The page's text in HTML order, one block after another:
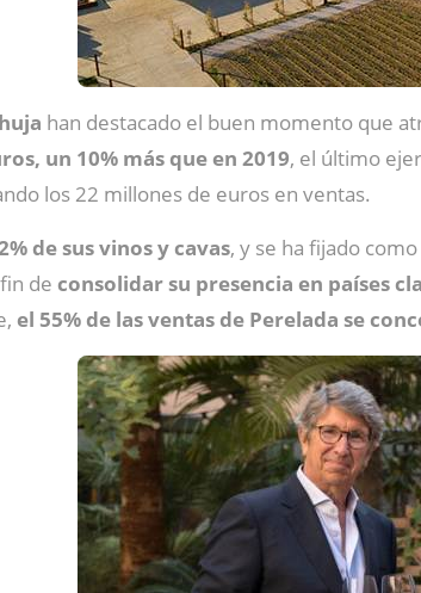
han destacado el buen momento que
un 10% más que en 2019, el último
los 22 millones de euros en ventas.
de sus vinos y cavas, y se ha fijado
de consolidar su presencia en países
el 55% de las ventas de Perelada se